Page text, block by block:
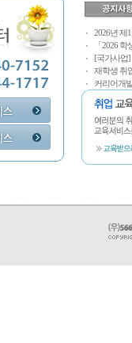
2026년 제
「2026
[국가사업]
재학생 취
커리어개